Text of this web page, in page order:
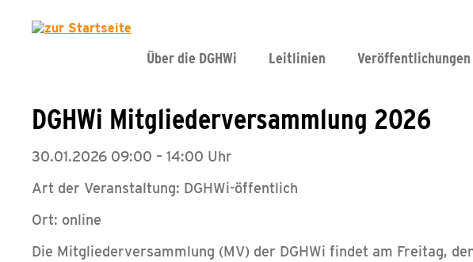
Über die DGHWi Leitlinien Veröffentlichungen
DGHWi Mitgliederversammlung 2026
30.01.2026 09:00 – 14:00 Uhr
Art der Veranstaltung: DGHWi-öffentlich
Ort: online
Die Mitgliederversammlung (MV) der DGHWi findet am Freitag,